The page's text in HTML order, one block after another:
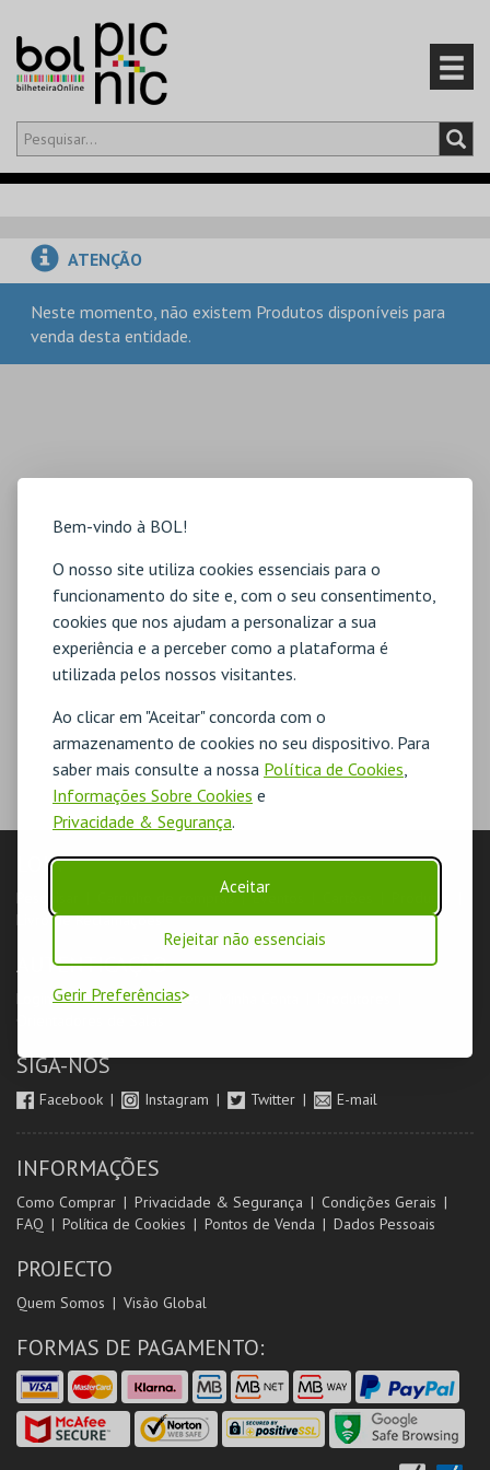
Bem-vindo à BOL!
O nosso site utiliza cookies essenciais para o
funcionamento do site e, com o seu consentimento,
cookies que nos ajudam a personalizar a sua
experiência e a perceber como a plataforma é
utilizada pelos nossos visitantes.
Ao clicar em "Aceitar" concorda com o
armazenamento de cookies no seu dispositivo. Para
saber mais consulte a nossa Política de Cookies
Informações Sobre Cookies e
Privacidade & Segurança.
Aceitar
Rejeitar não essenciais
Gerir Preferências
Olá,iniciar sessão
EVENTOS
CARTÕES
ATENÇÃO
Neste momento, não existem Produtos disponíveis para
venda desta entidade.
LOJA
Pesquisar Carrinho de compras Eventos
Livro de Reclamações
AUTENTICAÇÃO
Login & Registo de Clientes
SIGA-NOS
Facebook Instagram Twitter E-mail
INFORMAÇÕES
Como Comprar Privacidade & Segurança
Condições Gerais
FAQ
Política de Cookies Pontos de Venda Dados Pessoais
PROJECTO
Quem Somos Visão Global
FORMAS DE PAGAMENTO: